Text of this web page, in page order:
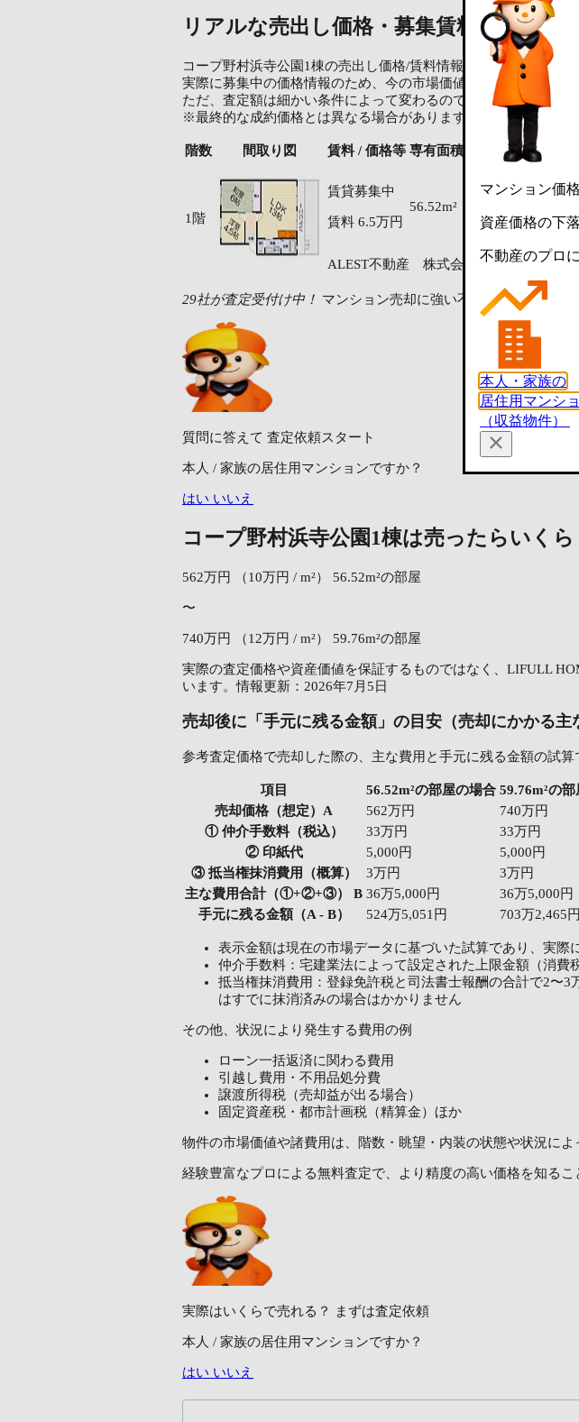
リアルな売出し価格・募集賃料を知る今
コープ野村浜寺公園1棟の売出し価格/賃料情報です。（LIFULL
実際に募集中の価格情報のため、今の市場価値を把握すること
ただ、査定額は細かい条件によって変わるので、正確な価値は不
※最終的な成約価格とは異なる場合があります。また、将来の
階数 間取り図 賃料 / 価格等 専有面積 間取り 主要採光面
1階
賃貸募集中
賃料 6.5万円
56.52m²
ALEST不動産 株式会社ALEST
29社が査定受付け中！ マンション売却に強い不動産会社に査定依
質問に答えて 査定依頼スタート
本人 / 家族の居住用マンションですか？
はい いいえ
コープ野村浜寺公園1棟は売ったらいくら
562万円 （10万円 / m²） 56.52m²の部屋
〜
740万円 （12万円 / m²） 59.76m²の部屋
実際の査定価格や資産価値を保証するものではなく、LIFULL
います。情報更新：2026年7月5日
売却後に「手元に残る金額」の目安（売却にかかる主
参考査定価格で売却した際の、主な費用と手元に残る金額の試算
項目 56.52m²の部屋の場合 59.76m²の
売却価格（想定）A
562万円
740万円
① 仲介手数料（税込）
33万円
33万円
② 印紙代
5,000円
5,000円
③ 抵当権抹消費用（概算）
3万円
3万円
主な費用合計（①+②+③） B 36万5,000円
36万5,000円
手元に残る金額（A - B）
524万5,051円 703万2,465円
表示金額は現在の市場データに基づいた試算であり、実
仲介手数料：宅建業法によって設定された上限金額（消
抵当権抹消費用：登録免許税と司法書士報酬の合計で2〜
はすでに抹消済みの場合はかかりません
その他、状況により発生する費用の例
ローン一括返済に関わる費用
引越し費用・不用品処分費
譲渡所得税（売却益が出る場合）
固定資産税・都市計画税（精算金）ほか
物件の市場価値や諸費用は、階数・眺望・内装の状態や状況によ
経験豊富なプロによる無料査定で、より精度の高い価格を知るこ
実際はいくらで売れる？ まずは査定依頼
本人 / 家族の居住用マンションですか？
はい いいえ
マンション価
資産価格の下
不動産のプロ
本人・家族の
居住用マンシ
（収益物件）